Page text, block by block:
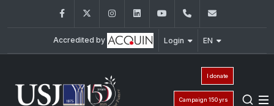
FacebookTwitter InstagramLinkedInYouTube+961 (1) 421 586
Accredited by Login EN
I donate
Campaign 150 yrs